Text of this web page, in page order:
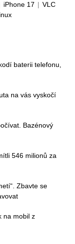
iPhone 17 | VLC
baterii telefonu,
na vás vyskočí
Bazénový
546 milionů za
Zbavte se
na mobil z